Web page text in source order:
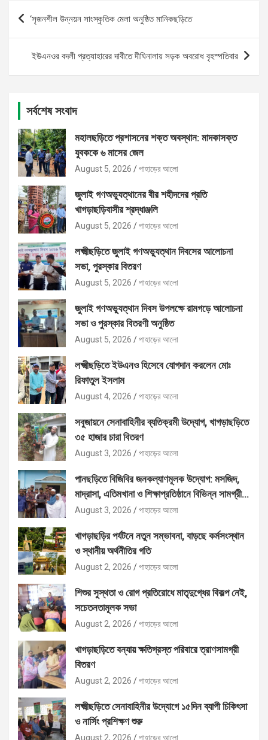
Post
navigation
‘সৃজনশীল উন্নয়ন সাংস্কৃতিক মেলা অনুষ্ঠিত মানিকছড়িতে
ইউএনওর বদলী প্রত্যাহারের দাবীতে দীঘিনালায় সড়ক অবরোধ বৃহস্পতিবার
সর্বশেষ সংবাদ
মহালছড়িতে প্রশাসনের শক্ত অবস্থান: মাদকাসক্ত
যুবককে ৬ মাসের জেল
August 5, 2026 পাহাড়ের আলো
জুলাই গণঅভ্যুত্থানের বীর শহীদদের প্রতি
খাগড়াছড়িবাসীর শ্রদ্ধাঞ্জলি
August 5, 2026 পাহাড়ের আলো
লক্ষ্মীছড়িতে জুলাই গণঅভ্যুত্থান দিবসের আলোচনা
সভা, পুরস্কার বিতরণ
August 5, 2026 পাহাড়ের আলো
জুলাই গণঅভ্যুত্থান দিবস উপলক্ষে রামগড়ে আলোচনা
সভা ও পুরস্কার বিতরণী অনুষ্ঠিত
August 5, 2026 পাহাড়ের আলো
লক্ষ্মীছড়িতে ইউএনও হিসেবে যোগদান করলেন মোঃ
রিফাতুল ইসলাম
August 4, 2026 পাহাড়ের আলো
সবুজায়নে সেনাবাহিনীর ব্যতিক্রমী উদ্যোগ, খাগড়াছড়িতে
৩৫ হাজার চারা বিতরণ
August 3, 2026 পাহাড়ের আলো
পানছড়িতে বিজিবির জনকল্যাণমূলক উদ্যোগ: মসজিদ,
মাদ্রাসা, এতিমখানা ও শিক্ষাপ্রতিষ্ঠানে বিভিন্ন সামগ্রী
বিতরণ
August 3, 2026 পাহাড়ের আলো
খাগড়াছড়ির পর্যটনে নতুন সম্ভাবনা, বাড়ছে কর্মসংস্থান
ও স্থানীয় অর্থনীতির গতি
August 2, 2026 পাহাড়ের আলো
শিশুর সুস্থতা ও রোগ প্রতিরোধে মাতৃদুগ্ধের বিকল্প নেই,
সচেতনতামূলক সভা
August 2, 2026 পাহাড়ের আলো
খাগড়াছড়িতে বন্যায় ক্ষতিগ্রস্ত পরিবারে ত্রাণসামগ্রী
বিতরণ
August 2, 2026 পাহাড়ের আলো
লক্ষ্মীছড়িতে সেনাবাহিনীর উদ্যোগে ১৫দিন ব্যাপী চিকিৎসা
ও নার্সিং প্রশিক্ষণ শুরু
August 2, 2026 পাহাড়ের আলো